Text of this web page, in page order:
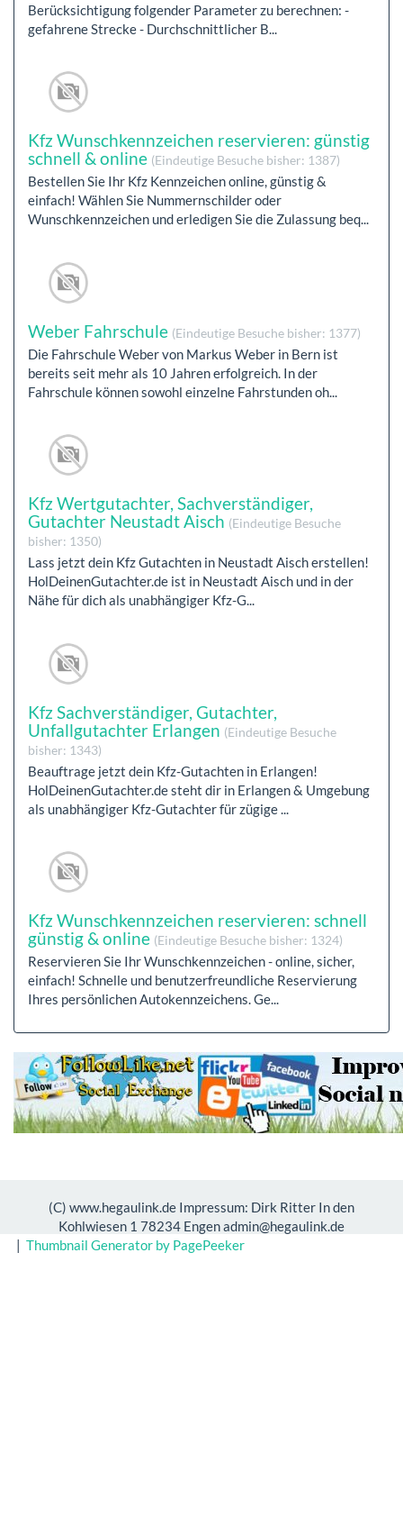
Berücksichtigung folgender Parameter zu berechnen: -
gefahrene Strecke - Durchschnittlicher B...
Kfz Wunschkennzeichen reservieren: günstig
schnell & online (Eindeutige Besuche bisher: 1387)
Bestellen Sie Ihr Kfz Kennzeichen online, günstig &
einfach! Wählen Sie Nummernschilder oder
Wunschkennzeichen und erledigen Sie die Zulassung beq...
Weber Fahrschule (Eindeutige Besuche bisher: 1377)
Die Fahrschule Weber von Markus Weber in Bern ist
bereits seit mehr als 10 Jahren erfolgreich. In der
Fahrschule können sowohl einzelne Fahrstunden oh...
Kfz Wertgutachter, Sachverständiger,
Gutachter Neustadt Aisch (Eindeutige Besuche
bisher: 1350)
Lass jetzt dein Kfz Gutachten in Neustadt Aisch erstellen!
HolDeinenGutachter.de ist in Neustadt Aisch und in der
Nähe für dich als unabhängiger Kfz-G...
Kfz Sachverständiger, Gutachter,
Unfallgutachter Erlangen (Eindeutige Besuche
bisher: 1343)
Beauftrage jetzt dein Kfz-Gutachten in Erlangen!
HolDeinenGutachter.de steht dir in Erlangen & Umgebung
als unabhängiger Kfz-Gutachter für zügige ...
Kfz Wunschkennzeichen reservieren: schnell
günstig & online (Eindeutige Besuche bisher: 1324)
Reservieren Sie Ihr Wunschkennzeichen - online, sicher,
einfach! Schnelle und benutzerfreundliche Reservierung
Ihres persönlichen Autokennzeichens. Ge...
(C) www.hegaulink.de Impressum: Dirk Ritter In den
Kohlwiesen 1 78234 Engen admin@hegaulink.de
| Thumbnail Generator by PagePeeker